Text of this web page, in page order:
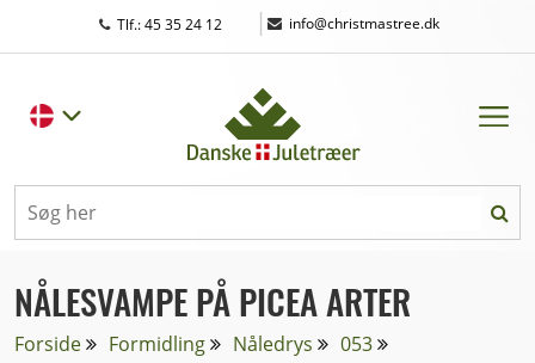
Tlf.: 45 35 24 12 | info@christmastree.dk
NÅLESVAMPE PÅ PICEA ARTER
Forside Formidling Nåledrys
053